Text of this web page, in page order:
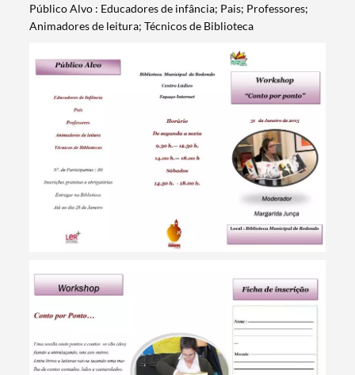
Público Alvo : Educadores de infância; Pais; Professores;
Animadores de leitura; Técnicos de Biblioteca